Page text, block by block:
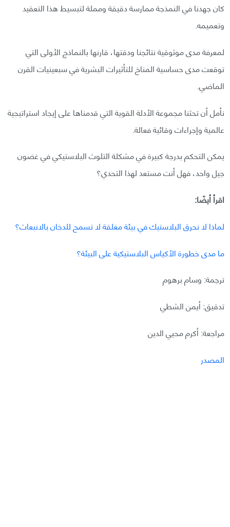
كان جهدنا في النمذجة ممارسة دقيقة ومملة لتبسيط هذا التعقيد
وتعميمه.
لمعرفة مدى موثوقية نتائجنا ودقتها، قارنها بالنماذج الأولى التي
توقعت مدى حساسية المناخ للتأثيرات البشرية في سبعينيات القرن
الماضي.
نأمل أن تحثنا مجموعة الأدلة القوية التي قدمناها على إيجاد استراتيجية
عالمية وإجراءات وقائية فعالة.
يمكن التحكم بدرجة كبيرة في مشكلة التلوث البلاستيكي في غضون
جيل واحد، فهل أنت مستعد لهذا التحدي؟
اقرأ أيضًا:
لماذا لا نحرق البلاستيك في بيئة مغلقة لا تسمح للدخان بالانبعاث؟
ما مدى خطورة الأكياس البلاستيكية على البيئة؟
ترجمة: وسام برهوم
تدقيق: أيمن الشطي
مراجعة: أكرم محيي الدين
المصدر